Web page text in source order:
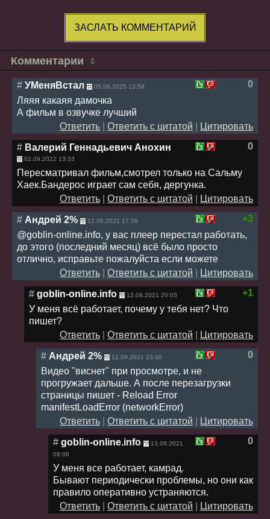
ЗАСЛАТЬ КОММЕНТАРИЙ
Комментарии
0
# УМеняВстал 05.06.2025 13:58
Ляяя какаяя дамочка
А фильм в озвучке лучший
Ответить
Ответить с цитатой
Цитировать
0
# Валерий Геннадьевич Анохин
02.09.2022 13:33
Пересматривал фильм,смотрел только на Сальму
Хаек.Бандерос играет сам себя, дергунка.
Ответить
Ответить с цитатой
Цитировать
+3
# Андрей 2% 12.08.2021 17:38
@goblin-online.info, у вас плеер перестал работать,
до этого (последний месяц) всё было просто
отлично, исправьте пожалуйста если можете
Ответить
Ответить с цитатой
Цитировать
+1
# goblin-online.info 12.08.2021 20:03
У меня всё работает, почему у тебя нет? Что
пишет?
Ответить
Ответить с цитатой
Цитировать
0
# Андрей 2% 12.08.2021 23:40
Видео "виснет" при просмотре, и не
прогружает дальше. А после перезагрузки
страницы пишет - Reload Error
manifestLoadError (networkError)
Ответить
Ответить с цитатой
Цитировать
0
# goblin-online.info
13.08.2021
08:06
У меня все работает, камрад.
Бывают периодически проблемы, но они как
правило оперативно устраняются.
Ответить
Ответить с цитатой
Цитировать